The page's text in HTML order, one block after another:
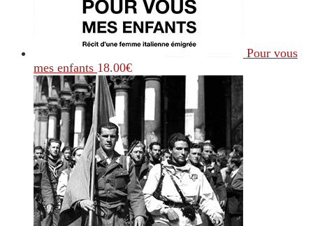
Pour vous
mes enfants 18.00€